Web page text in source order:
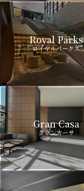
Royal Parks
ロイヤルパークス
Gran Casa
グランカーサ